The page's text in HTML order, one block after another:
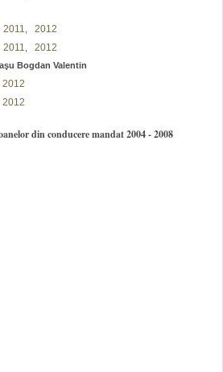
2011 2012
2011 2012
Bogdan Valentin
2012
2012
din conducere mandat 2004 - 2008